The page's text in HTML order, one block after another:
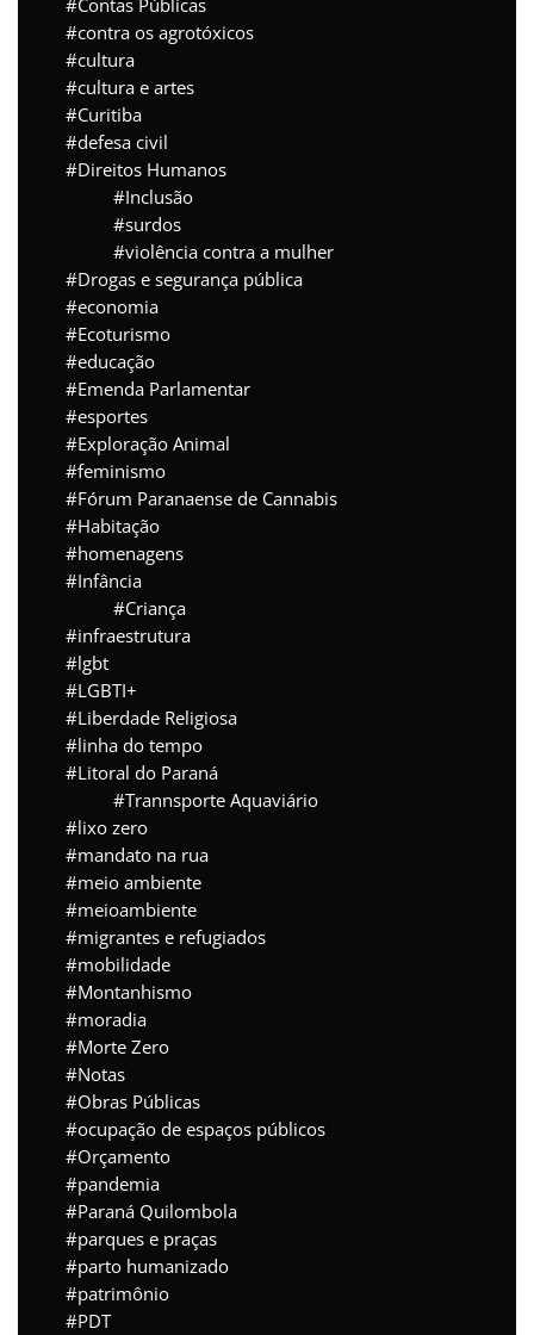
Contas Públicas
contra os agrotóxicos
cultura
cultura e artes
Curitiba
defesa civil
Direitos Humanos
Inclusão
surdos
violência contra a mulher
Drogas e segurança pública
economia
Ecoturismo
educação
Emenda Parlamentar
esportes
Exploração Animal
feminismo
Fórum Paranaense de Cannabis
Habitação
homenagens
Infância
Criança
infraestrutura
lgbt
LGBTI+
Liberdade Religiosa
linha do tempo
Litoral do Paraná
Trannsporte Aquaviário
lixo zero
mandato na rua
meio ambiente
meioambiente
migrantes e refugiados
mobilidade
Montanhismo
moradia
Morte Zero
Notas
Obras Públicas
ocupação de espaços públicos
Orçamento
pandemia
Paraná Quilombola
parques e praças
parto humanizado
patrimônio
PDT